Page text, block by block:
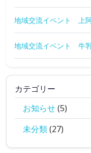
地域交流イベント 上
地域交流イベント 牛
カテゴリー
お知らせ(5)
未分類(27)